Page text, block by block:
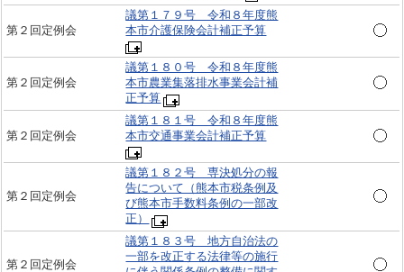
第２回定例会
議第１７９号 令和８年度熊
本市介護保険会計補正予算
第２回定例会
議第１８０号 令和８年度熊
本市農業集落排水事業会計補
正予算
第２回定例会
議第１８１号 令和８年度熊
本市交通事業会計補正予算
第２回定例会
議第１８２号 専決処分の報
告について（熊本市税条例及
び熊本市手数料条例の一部改
正）
第２回定例会
議第１８３号 地方自治法の
一部を改正する法律等の施行